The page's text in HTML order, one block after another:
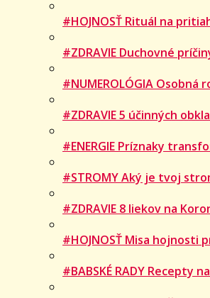
#HOJNOSŤ Rituál na
#ZDRAVIE Duchovné
#NUMEROLÓGIA Osobná
#ZDRAVIE 5 účinných
#ENERGIE Príznaky
#STROMY Aký je tvoj
#ZDRAVIE 8 liekov na
#HOJNOSŤ Misa hojnosti
#BABSKÉ RADY Recepty